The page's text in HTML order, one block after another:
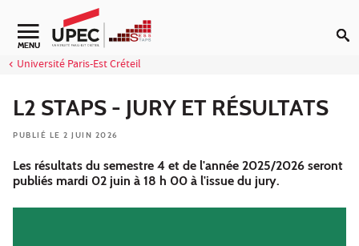
Aller au contenu
Navigation secondaire
MENU
Université Paris-Est Créteil
L2 STAPS - JURY ET RÉSULTATS
PUBLIÉ LE 2 JUIN 2026
Les résultats du semestre 4 et de l'année 2025/2026 seront
publiés mardi 02 juin à 18 h 00 à l'issue du jury.